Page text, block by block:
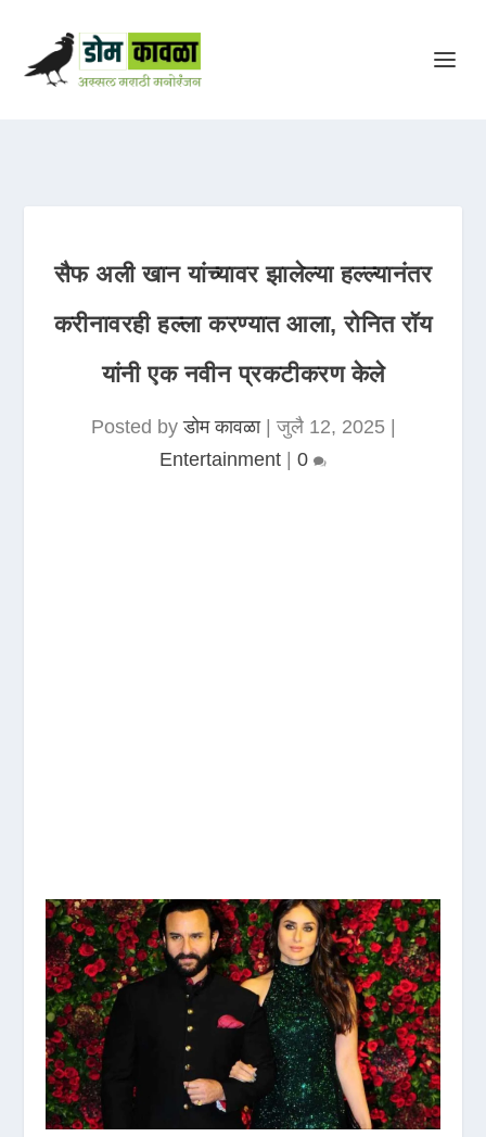
सैफ अली खान यांच्यावर झालेल्या हल्ल्यानंतर
करीनावरही हल्ला करण्यात आला, रोनित रॉय
यांनी एक नवीन प्रकटीकरण केले
Posted byडोम कावळा|जुलै 12, 2025|
Entertainment
0